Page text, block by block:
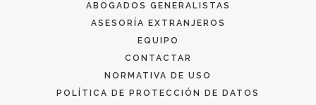
ABOGADOS GENERALISTAS
ASESORÍA EXTRANJEROS
EQUIPO
CONTACTAR
NORMATIVA DE USO
POLÍTICA DE PROTECCIÓN DE DATOS